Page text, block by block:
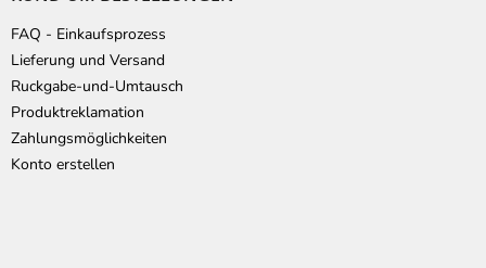
FAQ - Einkaufsprozess
Lieferung und Versand
Ruckgabe-und-Umtausch
Produktreklamation
Zahlungsmöglichkeiten
Konto erstellen